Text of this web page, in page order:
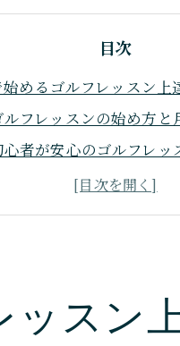
目次
始めるゴルフレッスン上
ルフレッスンの始め方と
心者が安心のゴルフレッ
月島で話題のゴルフレッス
達に直結するゴルフレッ
中央区で効率的なゴルフ
い人におすすめのゴル
ッスン